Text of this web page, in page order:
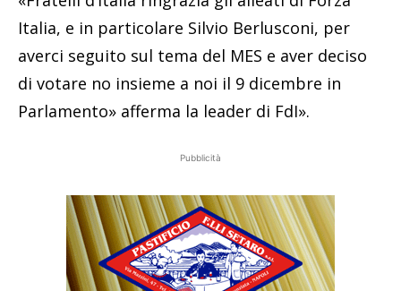
Italia, e in particolare Silvio Berlusconi, per
averci seguito sul tema del MES e aver deciso
di votare no insieme a noi il 9 dicembre in
Parlamento» afferma la leader di FdI».
Pubblicità